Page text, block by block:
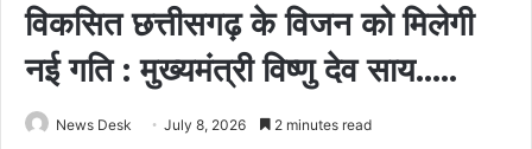
विकसित छत्तीसगढ़ के विजन को मिलेगी
नई गति : मुख्यमंत्री विष्णु देव साय…..
News Desk July 8, 2026 2 minutes read